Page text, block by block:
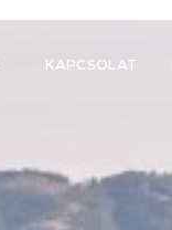
KAPCSOLAT